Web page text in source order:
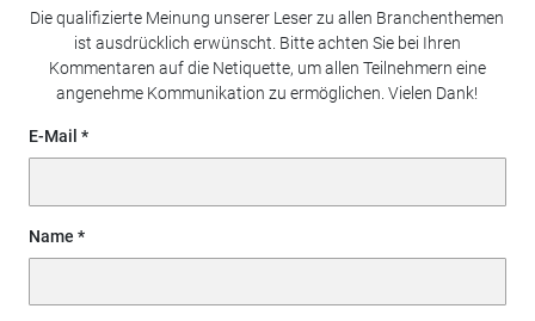
Die qualifizierte Meinung unserer Leser zu allen Branchenthemen
ist ausdrücklich erwünscht. Bitte achten Sie bei Ihren
Kommentaren auf die Netiquette, um allen Teilnehmern eine
angenehme Kommunikation zu ermöglichen. Vielen Dank!
E-Mail
Name